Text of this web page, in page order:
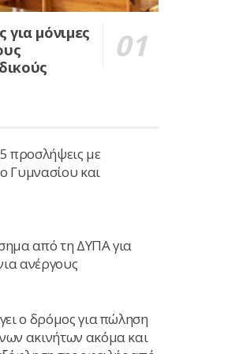
για μόνιμες
προσλήψεις με
Γυμνασίου και
από τη ΔΥΠΑ για
ανέργους
ο δρόμος για πώληση
ακινήτων ακόμα και